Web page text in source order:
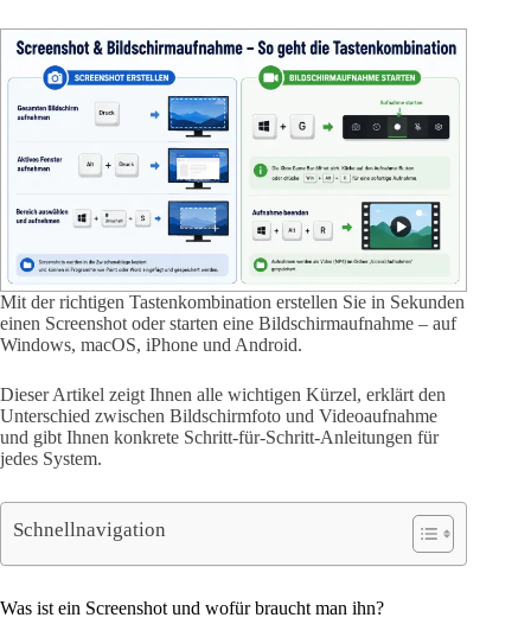
Mit der richtigen Tastenkombination erstellen Sie in Sekunden
einen Screenshot oder starten eine Bildschirmaufnahme – auf
Windows, macOS, iPhone und Android.
Dieser Artikel zeigt Ihnen alle wichtigen Kürzel, erklärt den
Unterschied zwischen Bildschirmfoto und Videoaufnahme
und gibt Ihnen konkrete Schritt-für-Schritt-Anleitungen für
jedes System.
Schnellnavigation
Was ist ein Screenshot und wofür braucht man ihn?